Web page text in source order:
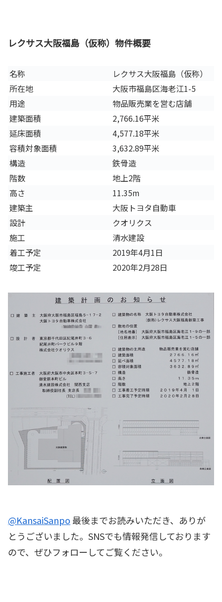
レクサス大阪福島（仮称）物件概要
名称
レクサス大阪福島（仮称）
所在地
大阪市福島区海老江1-5
用途
物品販売業を営む店舗
建築面積
2,766.16平米
延床面積
4,577.18平米
容積対象面積
3,632.89平米
構造
鉄骨造
階数
地上2階
高さ
11.35m
建築主
大阪トヨタ自動車
設計
クオリクス
施工
清水建設
着工予定
2019年4月1日
竣工予定
2020年2月28日
@KansaiSanpo最後までお読みいただき、ありが
とうございました。SNSでも情報発信しております
ので、ぜひフォローしてご覧ください。